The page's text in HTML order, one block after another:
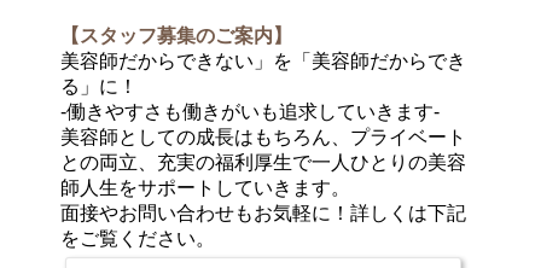
【スタッフ募集のご案内】
美容師だからできない」を「美容師だからでき
る」に！
-働きやすさも働きがいも追求していきます-
美容師としての成長はもちろん、プライベート
との両立、充実の福利厚生で一人ひとりの美容
師人生をサポートしていきます。
面接やお問い合わせもお気軽に！詳しくは下記
をご覧ください。